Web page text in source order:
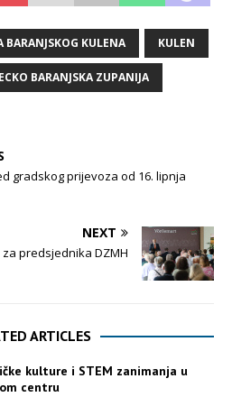
BARANJSKOG KULENA KULEN
BARANJSKA ZUPANIJA
gradskog prijevoza od 16. lipnja
NEXT
predsjednika DZMH
ARTICLES
kulture i STEM zanimanja u
centru